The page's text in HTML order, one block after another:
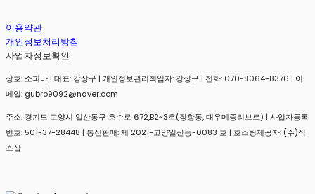
이용약관
개인정보처리방침
사업자정보확인
상호: 소피바 | 대표: 강상구 | 개인정보관리책임자: 강상구 | 전화: 070-8064-8376 | 이
메일: gubro9092@naver.com
주소: 경기도 고양시 일산동구 호수로 672,B2~3호(장항동, 대우메종리브르) | 사업자등록
번호:501-37-28448 | 통신판매:제 2021-고양일산동-0083 호 | 호스팅제공자: (주)식
스샵